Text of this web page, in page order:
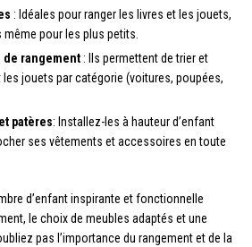
: Idéales pour ranger les livres et les jouets,
pour les plus petits.
de rangement : Ils permettent de trier et
les jouets par catégorie (voitures, poupées,
patères: Installez-les à hauteur d’enfant
ses vêtements et accessoires en toute
d’enfant inspirante et fonctionnelle
le choix de meubles adaptés et une
pas l’importance du rangement et de la